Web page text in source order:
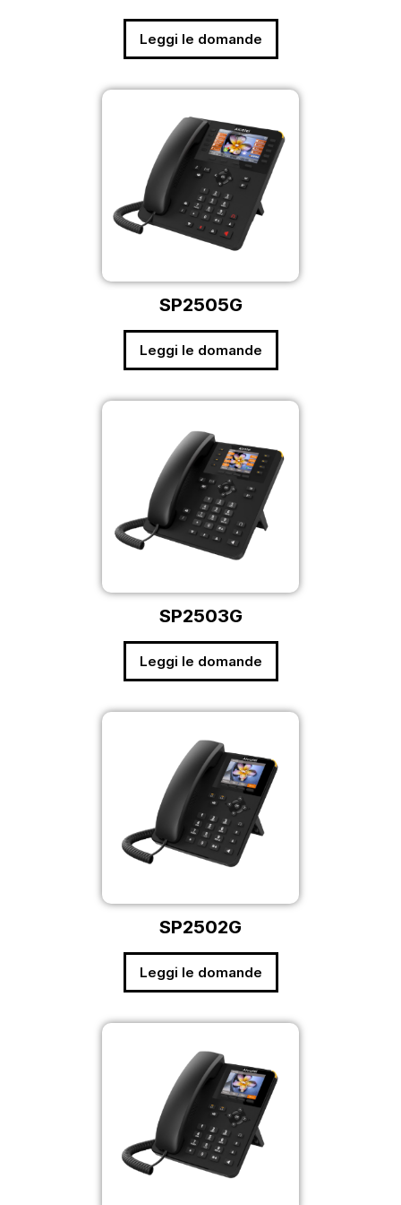
Leggi le domande
SP2505G
Leggi le domande
SP2503G
Leggi le domande
SP2502G
Leggi le domande